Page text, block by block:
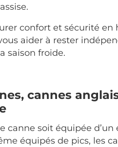
confort et sécurité en
aider à rester
saison froide.
cannes
canne soit équipée
équipés de pics, les